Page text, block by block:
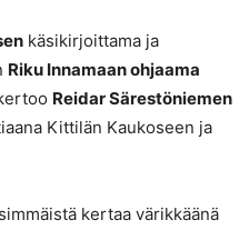
käsikirjoittama ja
Riku Innamaan ohjaama
Reidar Särestöniemen
Kittilän Kaukoseen ja
kertaa värikkäänä